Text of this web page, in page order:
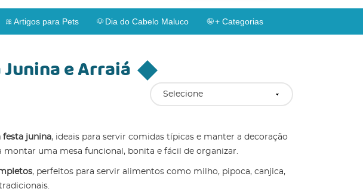
Artigos para Pets Dia do Cabelo Maluco + Categorias
e Arraiá
Selecione
festa junina, ideais para servir comidas típicas e manter a decoração
uma mesa funcional, bonita e fácil de organizar.
, perfeitos para servir alimentos como milho, pipoca, canjica,